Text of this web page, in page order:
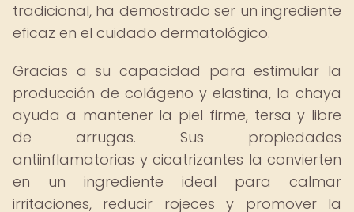
tradicional, ha demostrado ser un ingrediente
eficaz en el cuidado dermatológico.
Gracias a su capacidad para estimular la
producción de colágeno y elastina, la chaya
ayuda a mantener la piel firme, tersa y libre
de arrugas. Sus propiedades
antiinflamatorias y cicatrizantes la convierten
en un ingrediente ideal para calmar
irritaciones, reducir rojeces y promover la